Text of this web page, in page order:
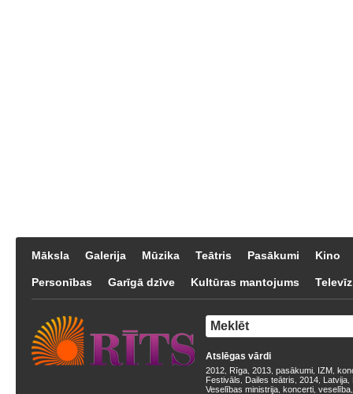
Māksla Galerija Mūzika Teātris Pasākumi Kino
Personības Garīgā dzīve Kultūras mantojums
Atslēgas vārdi
2012 Rīga 2013 pasākumi IZM
Festivāls
Dailes teātris 2014 Latvija
Veselības ministrija koncerti veselība